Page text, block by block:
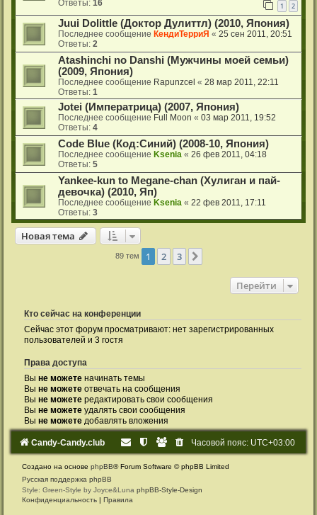
Ответы: 16 1 2
Juui Dolittle (Доктор Дулиттл) (2010, Япония)
Последнее сообщение КендиТерриЯ « 25 сен 2011, 20:51
Ответы: 2
Atashinchi no Danshi (Мужчины моей семьи)
(2009, Япония)
Последнее сообщение Rapunzcel « 28 мар 2011, 22:11
Ответы: 1
Jotei (Императрица) (2007, Япония)
Последнее сообщение Full Moon « 03 мар 2011, 19:52
Ответы: 4
Code Blue (Код:Синий) (2008-10, Япония)
Последнее сообщение Ksenia « 26 фев 2011, 04:18
Ответы: 5
Yankee-kun to Megane-chan (Хулиган и пай-
девочка) (2010, Яп)
Последнее сообщение Ksenia « 22 фев 2011, 17:11
Ответы: 3
Новая тема
89 тем 1 2 3
Перейти
Кто сейчас на конференции
Сейчас этот форум просматривают: нет зарегистрированных
пользователей и 3 гостя
Права доступа
Вы не можете начинать темы
Вы не можете отвечать на сообщения
Вы не можете редактировать свои сообщения
Вы не можете удалять свои сообщения
Вы не можете добавлять вложения
Candy-Candy.club Часовой пояс: UTC+03:00
Создано на основе phpBB® Forum Software © phpBB Limited
Русская поддержка phpBB
Style: Green-Style by Joyce&Luna phpBB-Style-Design
Конфиденциальность | Правила